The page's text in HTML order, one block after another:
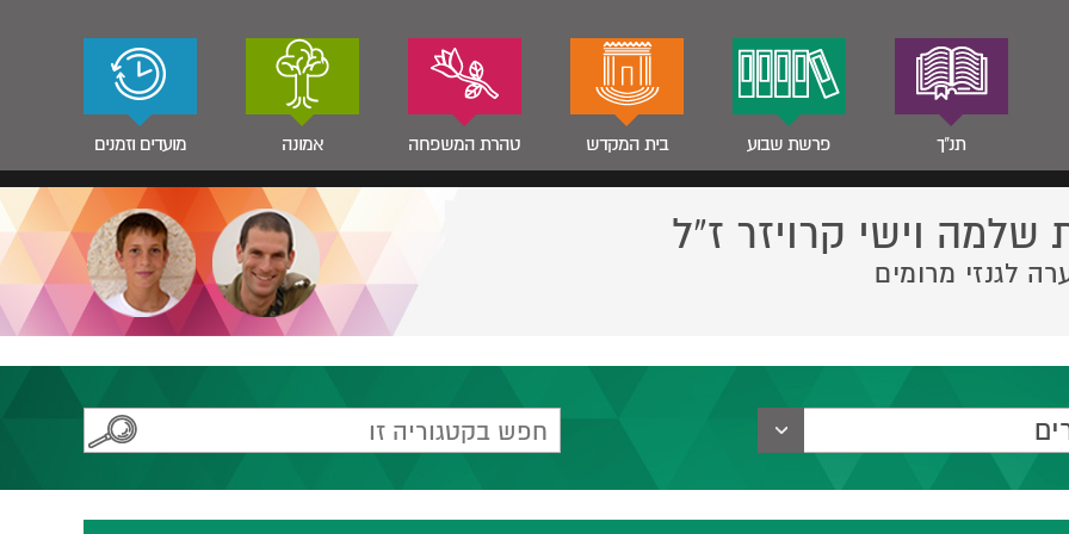
תנ"ך פרשת שבוע בית המקדש טהרת המשפחה אמונה מועדים וזמנים
שלמה וישי קרויזר ז”ל
לגנזי מרומים